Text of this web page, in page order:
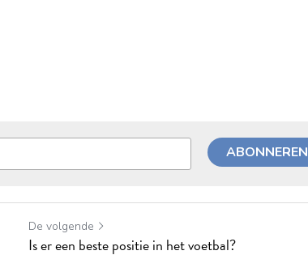
ABONNEREN
De volgende
Is er een beste positie in het voetbal?